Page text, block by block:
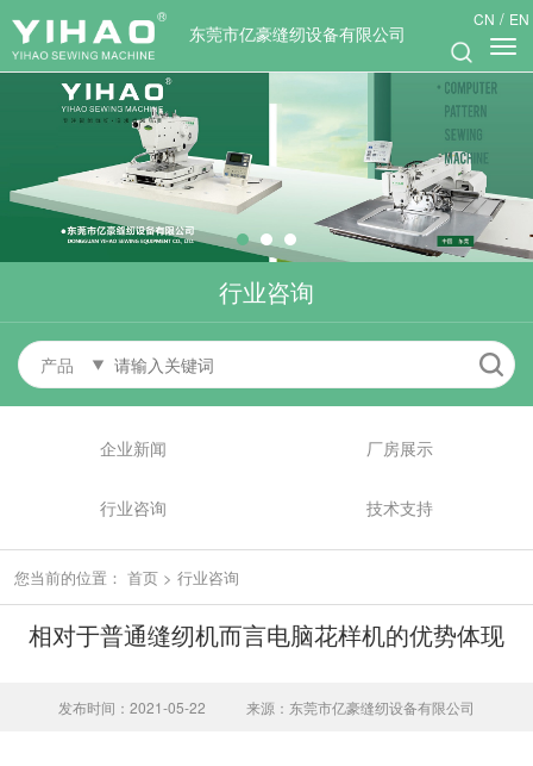
东莞市亿豪缝纫设备有限公司
CN / EN
行业咨询
产品
企业新闻 厂房展示
行业咨询 技术支持
您当前的位置： 首页 > 行业咨询
相对于普通缝纫机而言电脑花样机的优势体现
发布时间：2021-05-22 来源：东莞市亿豪缝纫设备有限公司